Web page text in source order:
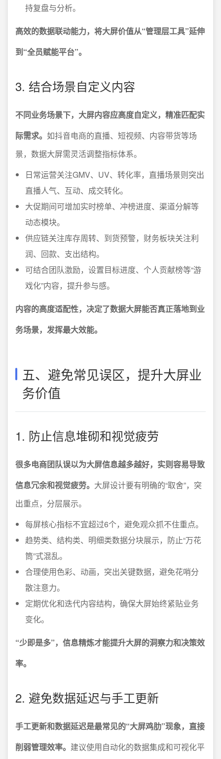
持复盘与分析。
高效的数据联动能力，将大屏价值从“管理层工具”延伸
到“全员赋能平台”。
3. 结合场景自定义内容
不同业务场景下，大屏内容应高度自定义，精准匹配实
际需求。 如抖音电商的直播、短视频、内容带货等场
景，数据大屏需灵活调整指标体系。
日常运营关注GMV、UV、转化率，直播场景则突出
直播人气、互动、成交转化。
大促期间可增加实时榜单、冲榜进度、渠道分解等
动态模块。
供应链关注库存周转、到货预警，财务板块关注利
润、回款、支出结构。
可结合团队激励，设置目标进度、个人贡献榜等“游
戏化”内容，提升参与感。
内容的高度适配性，决定了数据大屏能否真正落地到业
务场景，发挥最大效能。
五、避免常见误区，提升大屏业
务价值
1. 防止信息堆砌和视觉疲劳
很多电商团队误以为大屏信息越多越好，实则容易导致
信息冗余和视觉疲劳。 大屏设计要有明确的“取舍”，突
出重点，分层展示。
每屏核心指标不宜超过6个，避免观众抓不住重点。
趋势类、结构类、明细类数据分块展示，防止“万花
筒”式混乱。
合理使用色彩、动画，突出关键数据，避免花哨分
散注意力。
定期优化和迭代内容结构，确保大屏始终紧贴业务
变化。
“少即是多”，信息精炼才能提升大屏的洞察力和决策效
率。
2. 避免数据延迟与手工更新
手工更新和数据延迟是最常见的“大屏鸡肋”现象，直接
削弱管理效率。 建议使用自动化的数据集成和可视化平